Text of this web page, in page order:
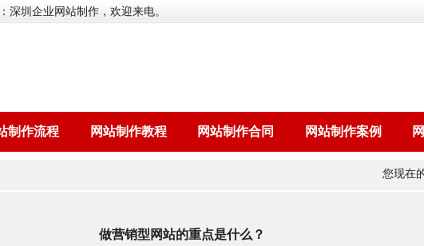
深圳企业网站制作，欢迎来电。
制作流程 网站制作教程 网站制作合同 网站制作案例
您现在
做营销型网站的重点是什么？